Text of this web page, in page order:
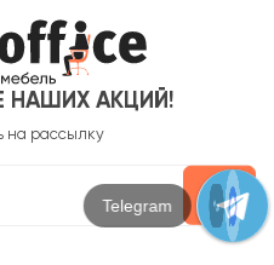
НАШИХ АКЦИЙ!
на рассылку
Max